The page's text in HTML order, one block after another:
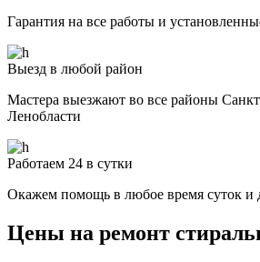
Гарантия на все работы и
Выезд в любой район
Мастера выезжают во все районы
Ленобласти
Работаем 24 в сутки
Окажем помощь в любое время суток и
Цены на ремонт